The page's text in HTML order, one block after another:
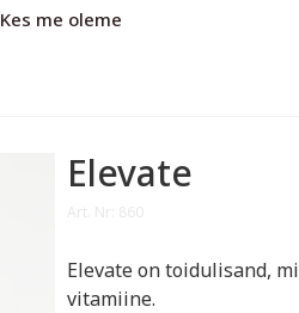
Kes me oleme
Elevate
Elevate on toidulisand,
vitamiine.